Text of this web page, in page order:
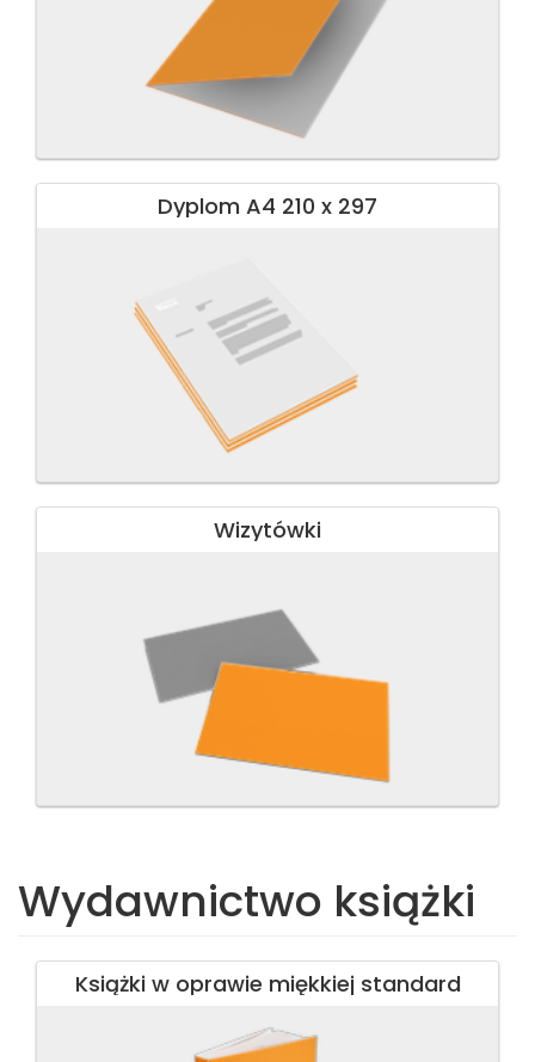
Dyplom A4 210 x 297
Wizytówki
Wydawnictwo książki
Książki w oprawie miękkiej standard